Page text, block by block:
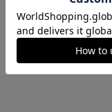
見えて、メイクが
の拡大鏡です。 【
転式で、お好みの
い分けもラクラク
ラーステムを台座
※製品は予告なく仕
じめご了承ください